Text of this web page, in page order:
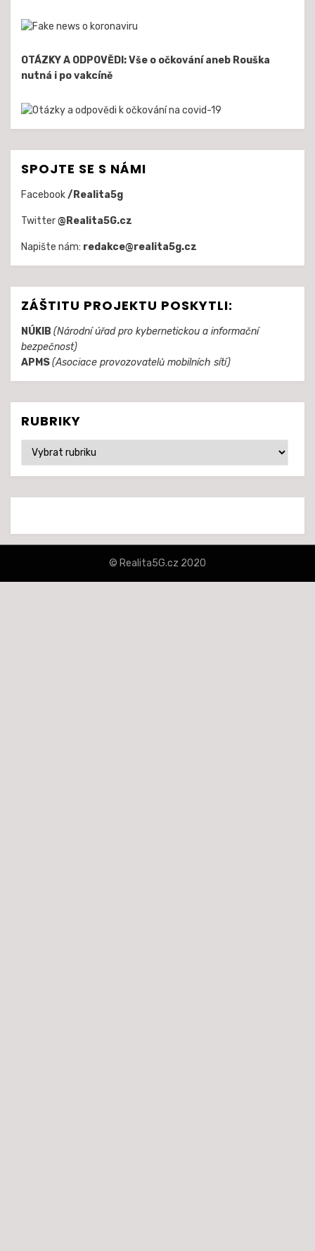
OTÁZKY A ODPOVĚDI: Vše o očkování aneb Rouška
nutná i po vakcíně
SPOJTE SE S NÁMI
Facebook/Realita5g
Twitter@Realita5G.cz
Napište nám: redakce@realita5g.cz
ZÁŠTITU PROJEKTU POSKYTLI:
NÚKIB (Národní úřad pro kybernetickou a informační
bezpečnost)
APMS(Asociace provozovatelů mobilních sítí)
RUBRIKY
Rubriky
© Realita5G.cz 2020
šablona Amphibious odTemplatePocket ⋅Běží na platforměWordPress